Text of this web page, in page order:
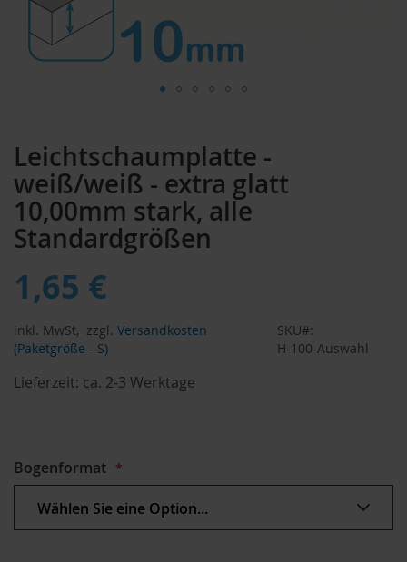
Leichtschaumplatte -
weiß/weiß - extra glatt
10,00mm stark, alle
Standardgrößen
1,65 €
inkl. MwSt, zzgl. Versandkosten
(Paketgröße - S)
SKU
H-100-Auswahl
Lieferzeit: ca. 2-3 Werktage
Bogenformat
der
Bildergalerie
springen